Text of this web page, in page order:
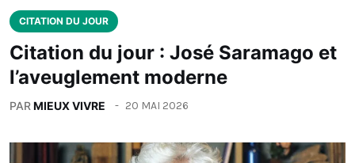
CITATION DU JOUR
Citation du jour : José Saramago et
l’aveuglement moderne
PARMIEUX VIVRE 20 MAI 2026